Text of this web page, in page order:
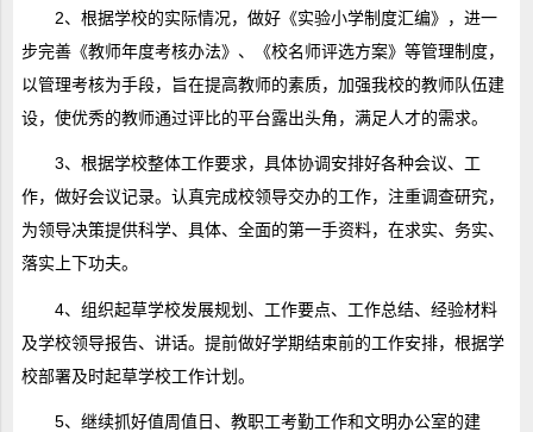
2、根据学校的实际情况，做好《实验小学制度汇编》，进一
步完善《教师年度考核办法》、《校名师评选方案》等管理制度，
以管理考核为手段，旨在提高教师的素质，加强我校的教师队伍建
设，使优秀的教师通过评比的平台露出头角，满足人才的需求。
3、根据学校整体工作要求，具体协调安排好各种会议、工
作，做好会议记录。认真完成校领导交办的工作，注重调查研究，
为领导决策提供科学、具体、全面的第一手资料，在求实、务实、
落实上下功夫。
4、组织起草学校发展规划、工作要点、工作总结、经验材料
及学校领导报告、讲话。提前做好学期结束前的工作安排，根据学
校部署及时起草学校工作计划。
5、继续抓好值周值日、教职工考勤工作和文明办公室的建